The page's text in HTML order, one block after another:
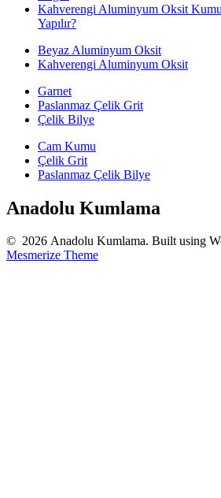
Kahverengi Aluminyum Oksit
Yapılır?
Beyaz Aluminyum Oksit
Kahverengi Aluminyum Oksit
Garnet
Paslanmaz Çelik Grit
Çelik Bilye
Cam Kumu
Çelik Grit
Paslanmaz Çelik Bilye
Anadolu Kumlama
© 2026 Anadolu Kumlama. Built using
Mesmerize Theme